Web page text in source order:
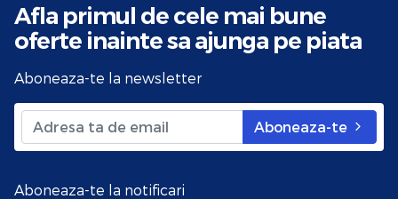
Afla primul de cele mai bune
oferte inainte sa ajunga pe piata
Aboneaza-te la newsletter
Aboneaza-te
Aboneaza-te la notificari